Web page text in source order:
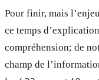
Pour finir, mais
ce temps
compréhension; de
champ de